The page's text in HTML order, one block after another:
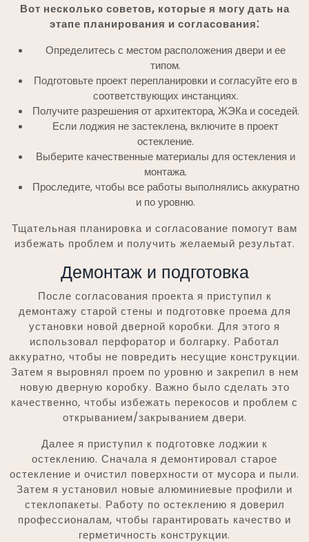
Вот несколько советов, которые я могу дать на
этапе планирования и согласования⁚
Определитесь с местом расположения двери и ее
типом.
Подготовьте проект перепланировки и согласуйте его в
соответствующих инстанциях.
Получите разрешения от архитектора, ЖЭКа и соседей.
Если лоджия не застеклена, включите в проект
остекление.
Выберите качественные материалы для остекления и
монтажа.
Проследите, чтобы все работы выполнялись аккуратно
и по уровню.
Тщательная планировка и согласование помогут вам
избежать проблем и получить желаемый результат.
Демонтаж и подготовка
После согласования проекта я приступил к
демонтажу старой стены и подготовке проема для
установки новой дверной коробки. Для этого я
использовал перфоратор и болгарку. Работал
аккуратно, чтобы не повредить несущие конструкции.
Затем я выровнял проем по уровню и закрепил в нем
новую дверную коробку. Важно было сделать это
качественно, чтобы избежать перекосов и проблем с
открыванием/закрыванием двери.
Далее я приступил к подготовке лоджии к
остеклению. Сначала я демонтировал старое
остекление и очистил поверхности от мусора и пыли.
Затем я установил новые алюминиевые профили и
стеклопакеты. Работу по остеклению я доверил
профессионалам, чтобы гарантировать качество и
герметичность конструкции.